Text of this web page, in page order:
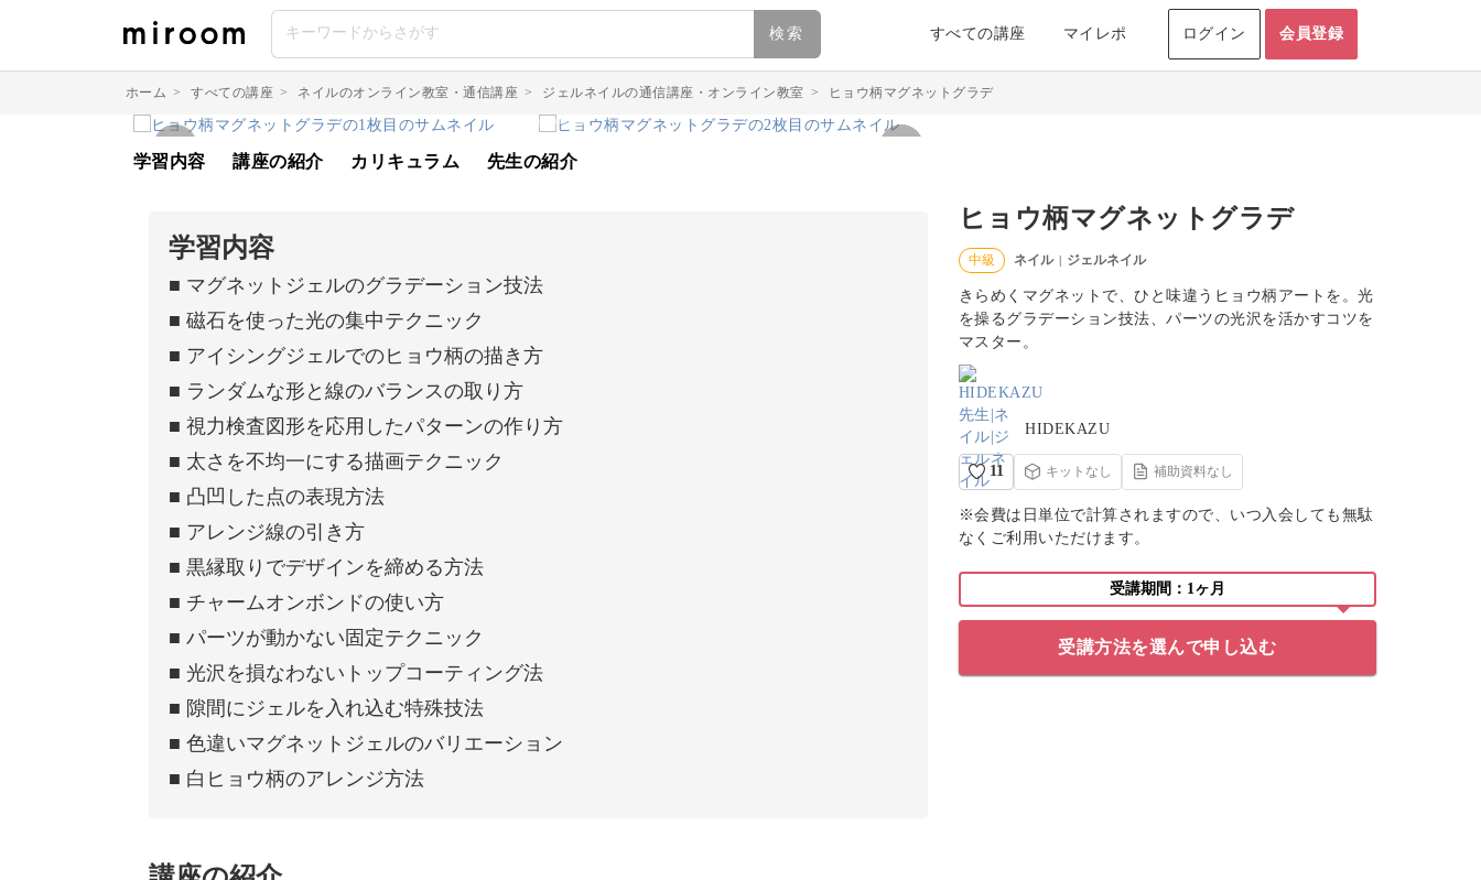
検索 すべての講座 マイレポ ログイン 会員登録
ホーム > すべての講座 > ネイルのオンライン教室・通信講座 > ジェルネイルの通信講座・オンライン教室 > ヒョウ柄マグネットグラデ
ヒョウ柄マグネットグラデ
中級 ネイル | ジェルネイル
きらめくマグネットで、ひと味違うヒョウ柄アートを。光
を操るグラデーション技法、パーツの光沢を活かすコツを
マスター。
HIDEKAZU
11 キットなし 補助資料なし
※会費は日単位で計算されますので、いつ入会しても無駄
なくご利用いただけます。
受講期間：1ヶ月
受講方法を選んで申し込む
学習内容 講座の紹介 カリキュラム 先生の紹介
学習内容
■ マグネットジェルのグラデーション技法
■ 磁石を使った光の集中テクニック
■ アイシングジェルでのヒョウ柄の描き方
■ ランダムな形と線のバランスの取り方
■ 視力検査図形を応用したパターンの作り方
■ 太さを不均一にする描画テクニック
■ 凸凹した点の表現方法
■ アレンジ線の引き方
■ 黒縁取りでデザインを締める方法
■ チャームオンボンドの使い方
■ パーツが動かない固定テクニック
■ 光沢を損なわないトップコーティング法
■ 隙間にジェルを入れ込む特殊技法
■ 色違いマグネットジェルのバリエーション
■ 白ヒョウ柄のアレンジ方法